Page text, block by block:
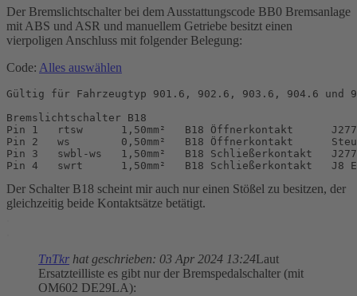
Der Bremslichtschalter bei dem Ausstattungscode BB0 Bremsanlage
mit ABS und ASR und manuellem Getriebe besitzt einen
vierpoligen Anschluss mit folgender Belegung:
Code: Alles auswählen
Gültig für Fahrzeugtyp 901.6, 902.6, 903.6, 904.6 und
Bremslichtschalter B18
Pin 1   rtsw      1,50mm²   B18 Öffnerkontakt      J277
Pin 2   ws        0,50mm²   B18 Öffnerkontakt
Pin 3   swbl-ws   1,50mm²   B18 Schließerkontakt
Pin 4   swrt      1,50mm²   B18 Schließerkontakt   J8
Der Schalter B18 scheint mir auch nur einen Stößel zu besitzen, der
gleichzeitig beide Kontaktsätze betätigt.
TnTkr hat geschrieben: 03 Apr 2024 13:24Laut
Ersatzteilliste es gibt nur der Bremspedalschalter (mit
OM602 DE29LA):